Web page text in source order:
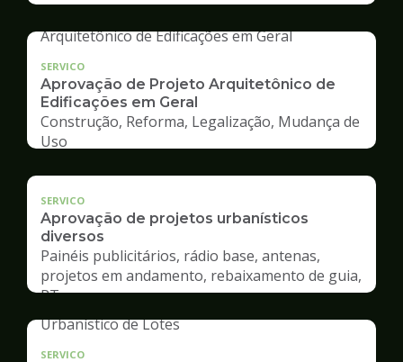
SERVICO
Aprovação de Projeto Arquitetônico de
Edificações em Geral
Construção, Reforma, Legalização, Mudança de
Uso
SERVICO
Aprovação de projetos urbanísticos
diversos
Painéis publicitários, rádio base, antenas,
projetos em andamento, rebaixamento de guia,
RT
SERVICO